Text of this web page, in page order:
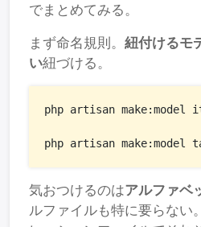
でまとめてみる。
まず命名規則。 紐付けるモ
い紐づける。
php artisan make:model
php artisan make:model
気おつけるのはアルファベ
ルファイルも特に要らな